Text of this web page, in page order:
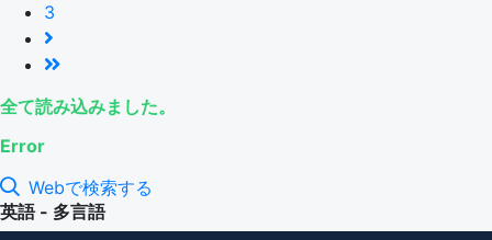
3
全て読み込みました。
Error
Webで検索する
英語 - 多言語